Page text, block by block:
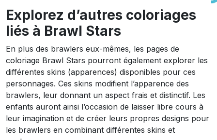
Explorez d’autres coloriages
liés à Brawl Stars
En plus des brawlers eux-mêmes, les pages de
coloriage Brawl Stars pourront également explorer les
différentes skins (apparences) disponibles pour ces
personnages. Ces skins modifient l’apparence des
brawlers, leur donnant un aspect frais et distinctif. Les
enfants auront ainsi l’occasion de laisser libre cours à
leur imagination et de créer leurs propres designs pour
les brawlers en combinant différentes skins et